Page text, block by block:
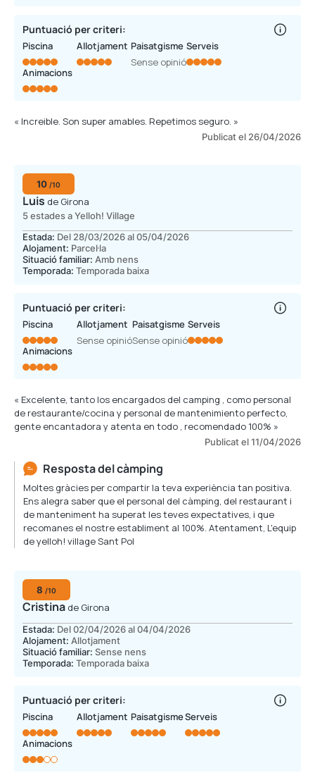
Puntuació per criteri:
Piscina Allotjament
Paisatgisme
Sense opinió
Serveis
Animacions
« Increible. Son super amables. Repetimos seguro. »
Publicat el 26/04/2026
10 /10
Luis de Girona
5 estades a Yelloh! Village
Estada: Del 28/03/2026 al 05/04/2026
Alojament: Parcel·la
Situació familiar: Amb nens
Temporada: Temporada baixa
Puntuació per criteri:
Piscina
Allotjament
Sense opinió
Paisatgisme
Sense opinió
Serveis
Animacions
« Excelente, tanto los encargados del camping , como personal
de restaurante/cocina y personal de mantenimiento perfecto,
gente encantadora y atenta en todo , recomendado 100% »
Publicat el 11/04/2026
Resposta del càmping
Moltes gràcies per compartir la teva experiència tan positiva.
Ens alegra saber que el personal del càmping, del restaurant i
de manteniment ha superat les teves expectatives, i que
recomanes el nostre establiment al 100%. Atentament, L'equip
de yelloh! village Sant Pol
8 /10
Cristina de Girona
Estada: Del 02/04/2026 al 04/04/2026
Alojament: Allotjament
Situació familiar: Sense nens
Temporada: Temporada baixa
Puntuació per criteri:
Piscina Allotjament Paisatgisme Serveis
Animacions